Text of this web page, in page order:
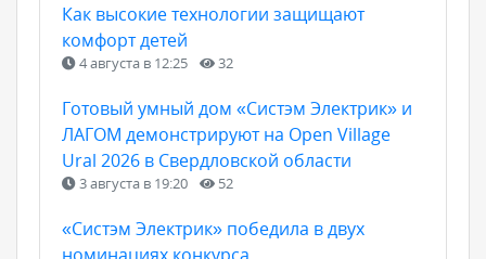
Как высокие технологии защищают
комфорт детей
4 августа в 12:25 32
Готовый умный дом «Систэм Электрик» и
ЛАГОМ демонстрируют на Open Village
Ural 2026 в Свердловской области
3 августа в 19:20 52
«Систэм Электрик» победила в двух
номинациях конкурса